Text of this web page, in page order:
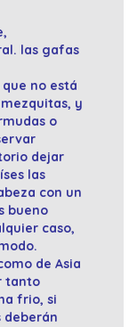
las gafas
no está
y
o
dejar
las
con un
bueno
caso,
de Asia
tanto
frio, si
deberán